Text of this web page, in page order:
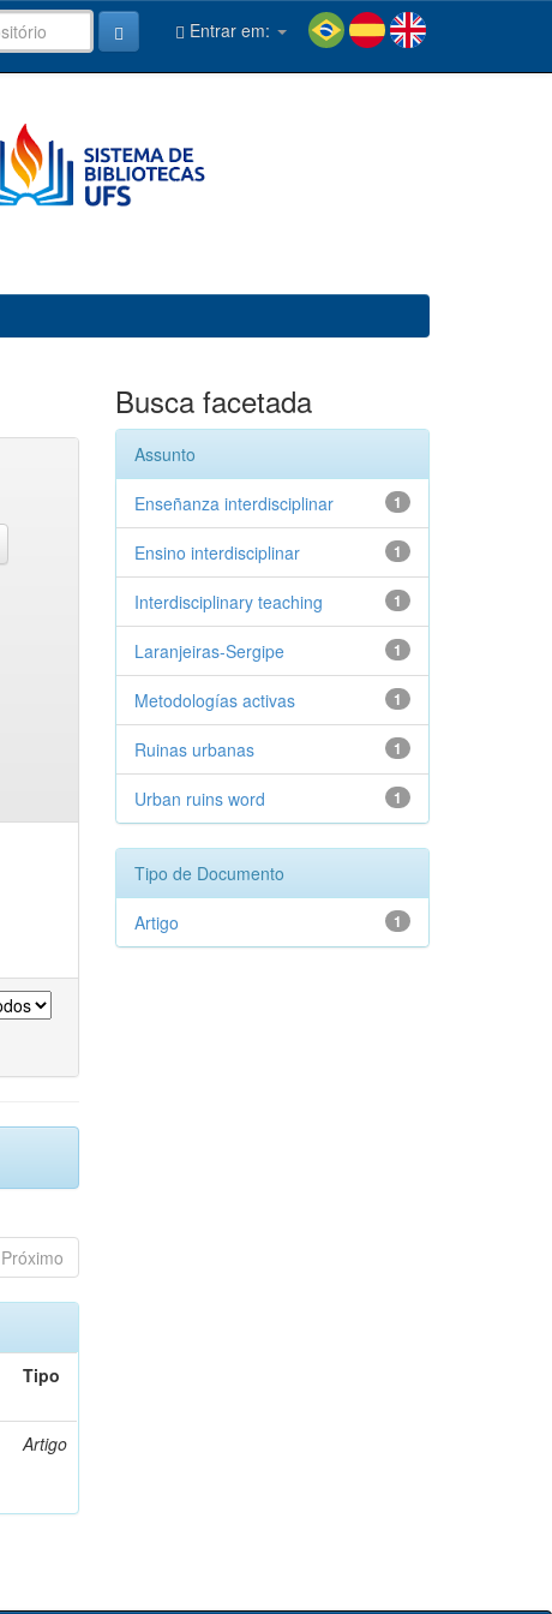
Entrar em:
Próximo
Tipo
Artigo
Busca facetada
Assunto
1
Enseñanza interdisciplinar
1
Ensino interdisciplinar
1
Interdisciplinary teaching
1
Laranjeiras-Sergipe
1
Metodologías activas
1
Ruinas urbanas
1
Urban ruins word
Tipo de Documento
1
Artigo